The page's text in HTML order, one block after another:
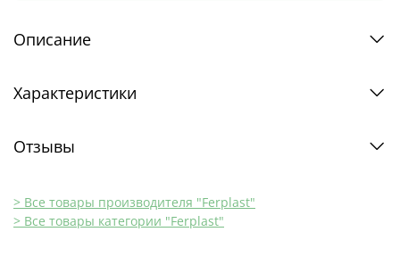
Описание
Характеристики
Отзывы
> Все товары производителя "Ferplast"
> Все товары категории "Ferplast"